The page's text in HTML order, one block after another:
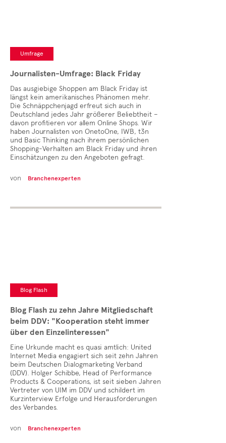
Umfrage
Journalisten-Umfrage: Black Friday
Das ausgiebige Shoppen am Black Friday ist
längst kein amerikanisches Phänomen mehr.
Die Schnäppchenjagd erfreut sich auch in
Deutschland jedes Jahr größerer Beliebtheit –
davon profitieren vor allem Online Shops. Wir
haben Journalisten von OnetoOne, IWB, t3n
und Basic Thinking nach ihrem persönlichen
Shopping-Verhalten am Black Friday und ihren
Einschätzungen zu den Angeboten gefragt.
von Branchenexperten
Blog Flash
Blog Flash zu zehn Jahre Mitgliedschaft
beim DDV: "Kooperation steht immer
über den Einzelinteressen"
Eine Urkunde macht es quasi amtlich: United
Internet Media engagiert sich seit zehn Jahren
beim Deutschen Dialogmarketing Verband
(DDV). Holger Schibbe, Head of Performance
Products & Cooperations, ist seit sieben Jahren
Vertreter von UIM im DDV und schildert im
Kurzinterview Erfolge und Herausforderungen
des Verbandes.
von Branchenexperten